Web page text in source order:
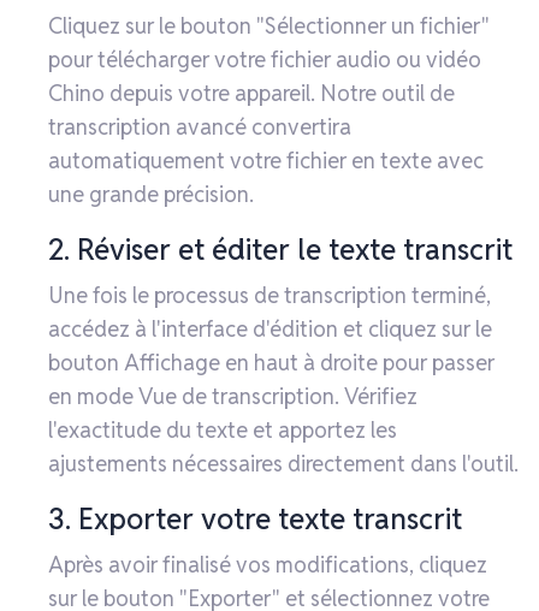
Cliquez sur le bouton "Sélectionner un fichier"
pour télécharger votre fichier audio ou vidéo
Chino depuis votre appareil. Notre outil de
transcription avancé convertira
automatiquement votre fichier en texte avec
une grande précision.
2. Réviser et éditer le texte transcrit
Une fois le processus de transcription terminé,
accédez à l'interface d'édition et cliquez sur le
bouton Affichage en haut à droite pour passer
en mode Vue de transcription. Vérifiez
l'exactitude du texte et apportez les
ajustements nécessaires directement dans l'outil.
3. Exporter votre texte transcrit
Après avoir finalisé vos modifications, cliquez
sur le bouton "Exporter" et sélectionnez votre